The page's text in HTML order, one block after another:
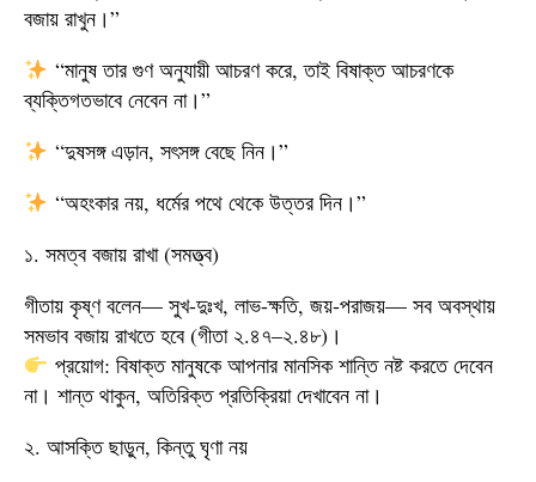
বজায় রাখুন।”
“মানুষ তার গুণ অনুযায়ী আচরণ করে, তাই বিষাক্ত আচরণকে
ব্যক্তিগতভাবে নেবেন না।”
“দুষসঙ্গ এড়ান, সৎসঙ্গ বেছে নিন।”
“অহংকার নয়, ধর্মের পথে থেকে উত্তর দিন।”
১. সমত্ব বজায় রাখা (সমত্ত্ব)
গীতায় কৃষ্ণ বলেন— সুখ-দুঃখ, লাভ-ক্ষতি, জয়-পরাজয়— সব অবস্থায়
সমভাব বজায় রাখতে হবে (গীতা ২.৪৭–২.৪৮)।
প্রয়োগ: বিষাক্ত মানুষকে আপনার মানসিক শান্তি নষ্ট করতে দেবেন
না। শান্ত থাকুন, অতিরিক্ত প্রতিক্রিয়া দেখাবেন না।
২. আসক্তি ছাড়ুন, কিন্তু ঘৃণা নয়